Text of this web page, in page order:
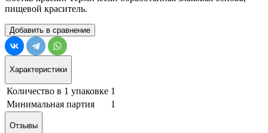
пищевой краситель.
Добавить в сравнение
Характеристики
Количество в 1 упаковке 1
Минимальная партия
1
Отзывы